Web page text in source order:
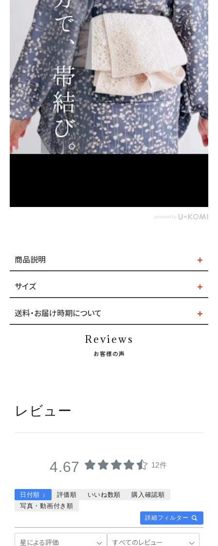
商品説明
サイズ
送料・お届け時期について
Reviews
お客様の声
レビュー
4.67 12件
詳細フィルター
日付順 ↓ 評価順 いいね数順
購入確認順
写真・動画付き順